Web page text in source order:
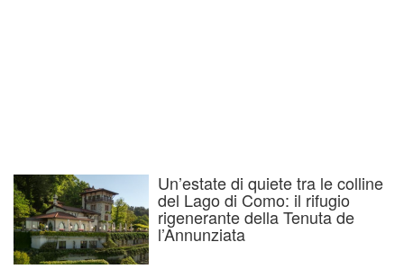
Un’estate di quiete tra le colline
del Lago di Como: il rifugio
rigenerante della Tenuta de
l’Annunziata